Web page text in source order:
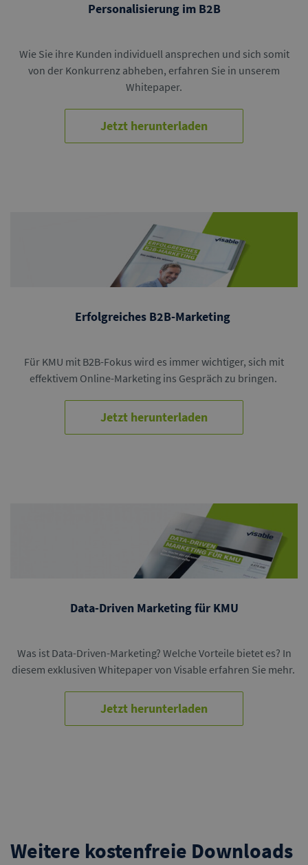
Personalisierung im B2B
Wie Sie ihre Kunden individuell ansprechen und sich somit
von der Konkurrenz abheben, erfahren Sie in unserem
Whitepaper.
Jetzt herunterladen
Erfolgreiches B2B-Marketing
Für KMU mit B2B-Fokus wird es immer wichtiger, sich mit
effektivem Online-Marketing ins Gespräch zu bringen.
Jetzt herunterladen
Data-Driven Marketing für KMU
Was ist Data-Driven-Marketing? Welche Vorteile bietet es? In
diesem exklusiven Whitepaper von Visable erfahren Sie mehr.
Jetzt herunterladen
Weitere kostenfreie Downloads